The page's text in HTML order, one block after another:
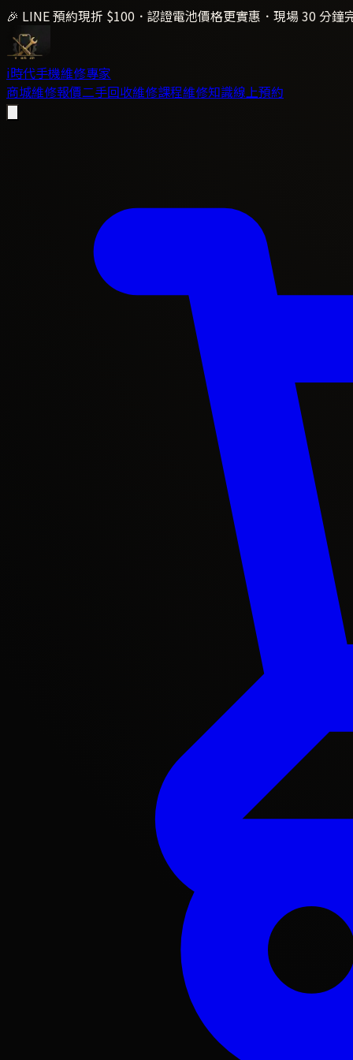
🎉 LINE 預約現折 $100．認證電池價格更實惠．現場 30 分鐘
i時代手機維修專家
商城維修報價二手回收維修課程維修知識線上預約